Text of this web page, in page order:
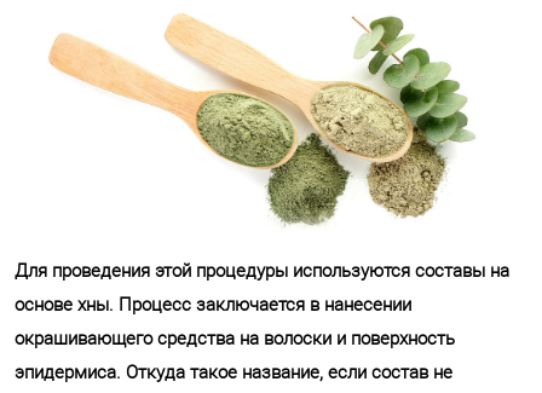
Для проведения этой процедуры используются составы на
основе хны. Процесс заключается в нанесении
окрашивающего средства на волоски и поверхность
эпидермиса. Откуда такое название, если состав не